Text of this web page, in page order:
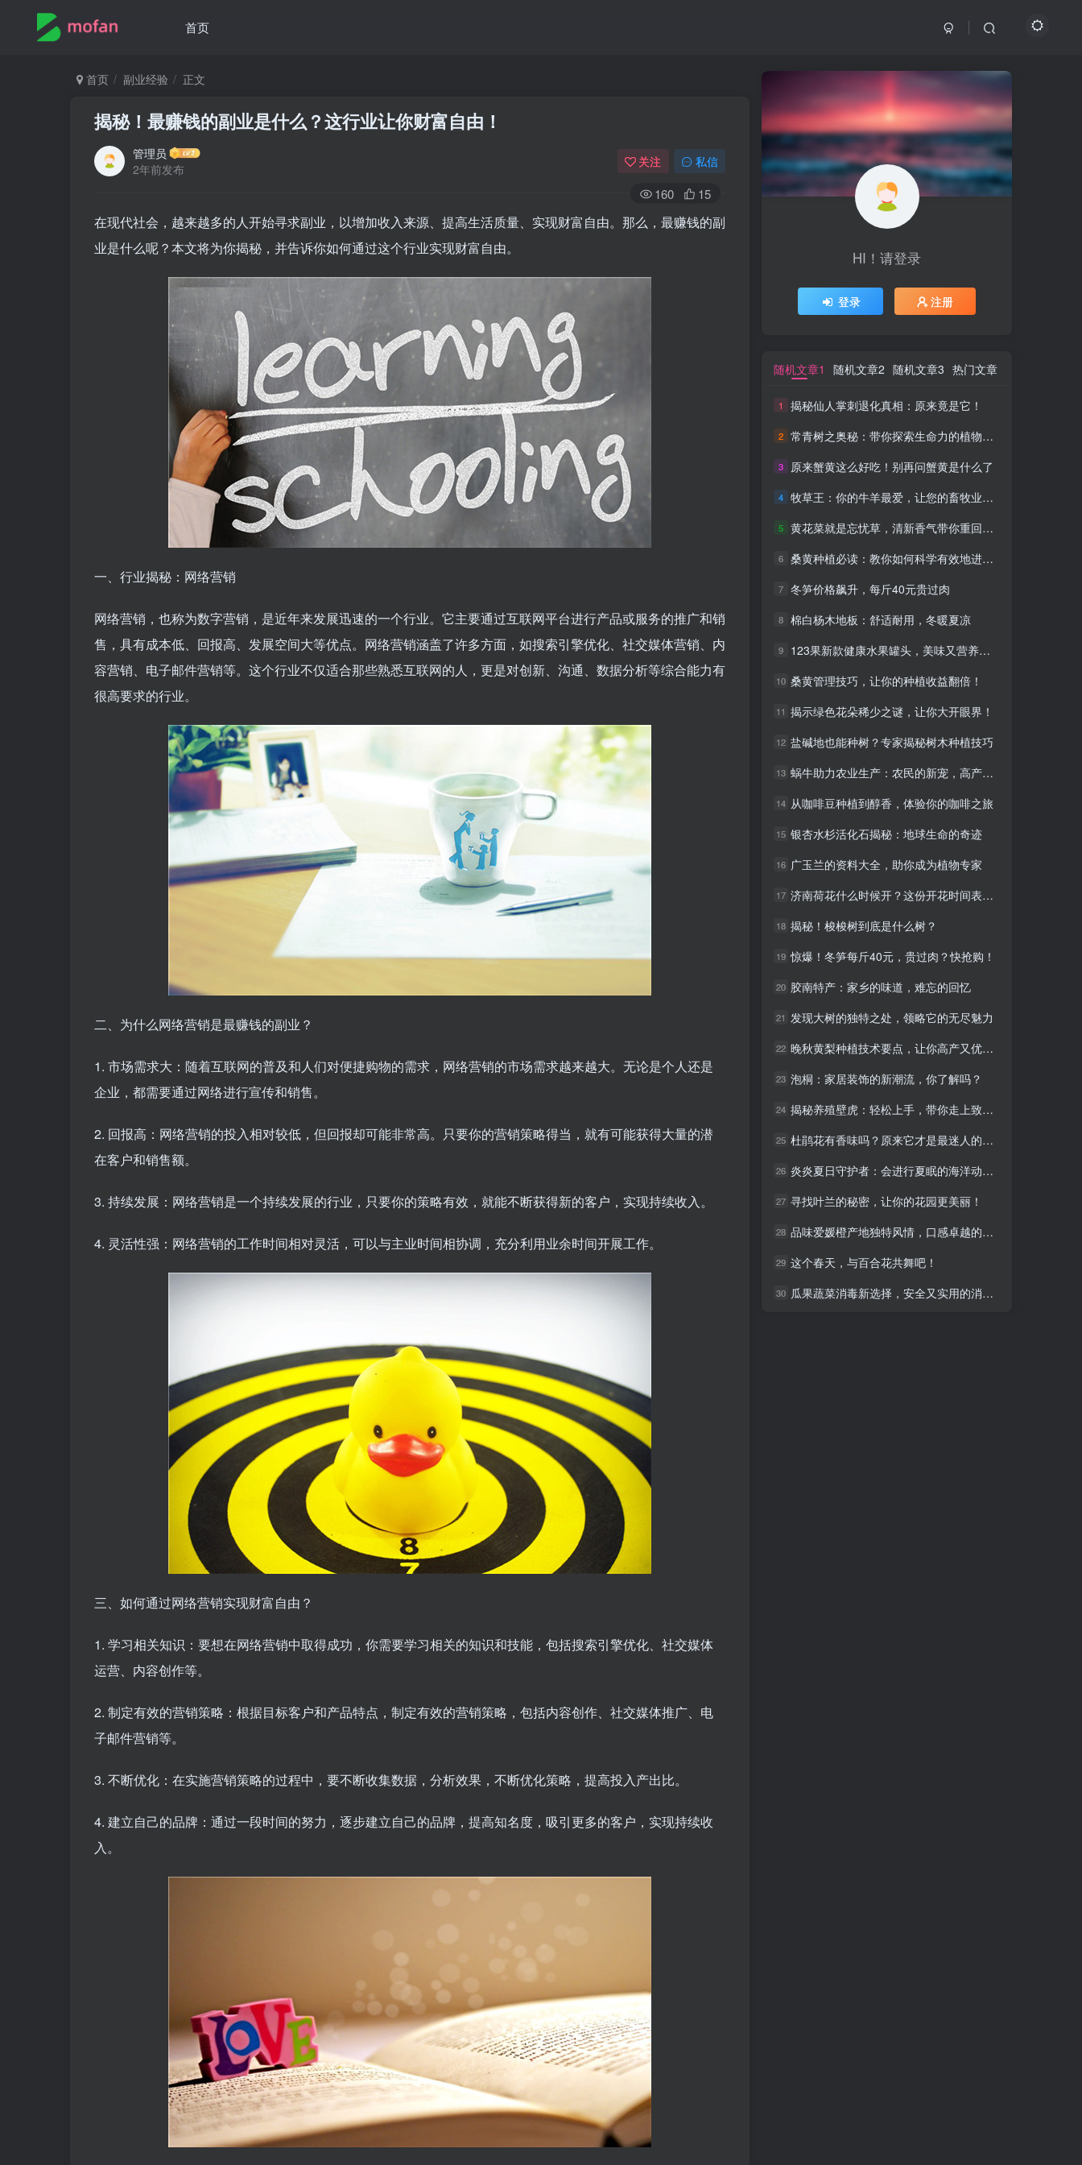
首页
首页 副业经验 正文
揭秘！最赚钱的副业是什么？这行业让你财富自由！
管理员
2年前发布
关注 私信
160 15
在现代社会，越来越多的人开始寻求副业，以增加收入来源、提高生活质量、实现财富自由。那么，最赚钱的副
业是什么呢？本文将为你揭秘，并告诉你如何通过这个行业实现财富自由。
一、行业揭秘：网络营销
网络营销，也称为数字营销，是近年来发展迅速的一个行业。它主要通过互联网平台进行产品或服务的推广和销
售，具有成本低、回报高、发展空间大等优点。网络营销涵盖了许多方面，如搜索引擎优化、社交媒体营销、内
容营销、电子邮件营销等。这个行业不仅适合那些熟悉互联网的人，更是对创新、沟通、数据分析等综合能力有
很高要求的行业。
二、为什么网络营销是最赚钱的副业？
1. 市场需求大：随着互联网的普及和人们对便捷购物的需求，网络营销的市场需求越来越大。无论是个人还是
企业，都需要通过网络进行宣传和销售。
2. 回报高：网络营销的投入相对较低，但回报却可能非常高。只要你的营销策略得当，就有可能获得大量的潜
在客户和销售额。
3. 持续发展：网络营销是一个持续发展的行业，只要你的策略有效，就能不断获得新的客户，实现持续收入。
4. 灵活性强：网络营销的工作时间相对灵活，可以与主业时间相协调，充分利用业余时间开展工作。
三、如何通过网络营销实现财富自由？
1. 学习相关知识：要想在网络营销中取得成功，你需要学习相关的知识和技能，包括搜索引擎优化、社交媒体
运营、内容创作等。
2. 制定有效的营销策略：根据目标客户和产品特点，制定有效的营销策略，包括内容创作、社交媒体推广、电
子邮件营销等。
3. 不断优化：在实施营销策略的过程中，要不断收集数据，分析效果，不断优化策略，提高投入产出比。
4. 建立自己的品牌：通过一段时间的努力，逐步建立自己的品牌，提高知名度，吸引更多的客户，实现持续收
入。
HI！请登录
登录 注册
随机文章1 随机文章2 随机文章3 热门文章
1 揭秘仙人掌刺退化真相：原来竟是它！
2 常青树之奥秘：带你探索生命力的植物宝库
3 原来蟹黄这么好吃！别再问蟹黄是什么了
4 牧草王：你的牛羊最爱，让您的畜牧业更上一层楼！
5 黄花菜就是忘忧草，清新香气带你重回童年
6 桑黄种植必读：教你如何科学有效地进行桑黄管理
7 冬笋价格飙升，每斤40元贵过肉
8 棉白杨木地板：舒适耐用，冬暖夏凉
9 123果新款健康水果罐头，美味又营养，让你停不下来！
10 桑黄管理技巧，让你的种植收益翻倍！
11 揭示绿色花朵稀少之谜，让你大开眼界！
12 盐碱地也能种树？专家揭秘树木种植技巧
13 蜗牛助力农业生产：农民的新宠，高产新选择！
14 从咖啡豆种植到醇香，体验你的咖啡之旅
15 银杏水杉活化石揭秘：地球生命的奇迹
16 广玉兰的资料大全，助你成为植物专家
17 济南荷花什么时候开？这份开花时间表送给您！
18 揭秘！梭梭树到底是什么树？
19 惊爆！冬笋每斤40元，贵过肉？快抢购！
20 胶南特产：家乡的味道，难忘的回忆
21 发现大树的独特之处，领略它的无尽魅力
22 晚秋黄梨种植技术要点，让你高产又优质！
23 泡桐：家居装饰的新潮流，你了解吗？
24 揭秘养殖壁虎：轻松上手，带你走上致富路！
25 杜鹃花有香味吗？原来它才是最迷人的花香之源！
26 炎炎夏日守护者：会进行夏眠的海洋动物盘点
27 寻找叶兰的秘密，让你的花园更美丽！
28 品味爱媛橙产地独特风情，口感卓越的秘密
29 这个春天，与百合花共舞吧！
30 瓜果蔬菜消毒新选择，安全又实用的消毒液推荐
HI！请登录
登录 注册
随机文章1 随机文章2 随机文章3 热门文章
1 揭秘仙人掌刺退化真相：原来竟是它！
2 常青树之奥秘：带你探索生命力的植物宝库
3 原来蟹黄这么好吃！别再问蟹黄是什么了
4 牧草王：你的牛羊最爱，让您的畜牧业更上一层楼！
5 黄花菜就是忘忧草，清新香气带你重回童年
6 桑黄种植必读：教你如何科学有效地进行桑黄管理
7 冬笋价格飙升，每斤40元贵过肉
8 棉白杨木地板：舒适耐用，冬暖夏凉
9 123果新款健康水果罐头，美味又营养，让你停不下来！
10 桑黄管理技巧，让你的种植收益翻倍！
11 揭示绿色花朵稀少之谜，让你大开眼界！
12 盐碱地也能种树？专家揭秘树木种植技巧
13 蜗牛助力农业生产：农民的新宠，高产新选择！
14 从咖啡豆种植到醇香，体验你的咖啡之旅
15 银杏水杉活化石揭秘：地球生命的奇迹
16 广玉兰的资料大全，助你成为植物专家
17 济南荷花什么时候开？这份开花时间表送给您！
18 揭秘！梭梭树到底是什么树？
19 惊爆！冬笋每斤40元，贵过肉？快抢购！
20 胶南特产：家乡的味道，难忘的回忆
21 发现大树的独特之处，领略它的无尽魅力
22 晚秋黄梨种植技术要点，让你高产又优质！
23 泡桐：家居装饰的新潮流，你了解吗？
24 揭秘养殖壁虎：轻松上手，带你走上致富路！
25 杜鹃花有香味吗？原来它才是最迷人的花香之源！
26 炎炎夏日守护者：会进行夏眠的海洋动物盘点
27 寻找叶兰的秘密，让你的花园更美丽！
28 品味爱媛橙产地独特风情，口感卓越的秘密
29 这个春天，与百合花共舞吧！
30 瓜果蔬菜消毒新选择，安全又实用的消毒液推荐